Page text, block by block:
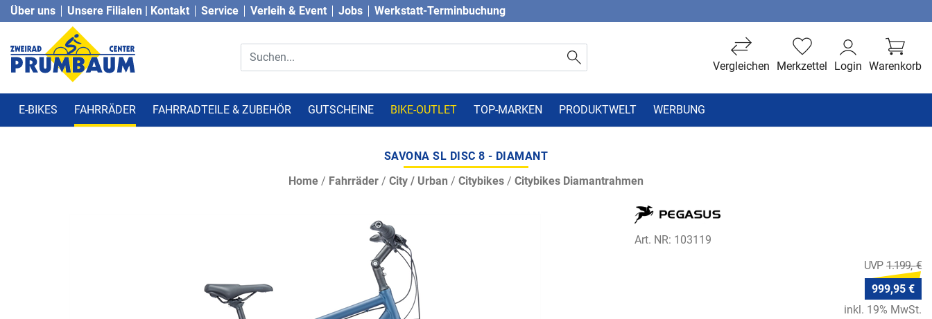
Über uns Unsere Filialen | Kontakt Service Verleih & Event Jobs Werkstatt-Terminbuchung
Warenkorb
Login
Merkzettel
Vergleichen
E-BIKES FAHRRÄDER FAHRRADTEILE & ZUBEHÖR GUTSCHEINE BIKE-OUTLET TOP-MARKEN PRODUKTWELT WERBUNG
SAVONA SL DISC 8 - DIAMANT
Home / Fahrräder / City / Urban / Citybikes / Citybikes Diamantrahmen
Art. NR: 103119
1.199,- €
999,95 €
inkl. 19% MwSt.